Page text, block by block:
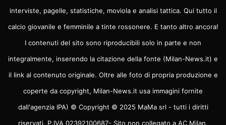
interviste, pagelle, statistiche, moviola e analisi tattica. Qui tutto il
calcio giovanile e femminile a tinte rossonere. E tanto altro ancora!
I contenuti del sito sono riproducibili solo in parte e non
integralmente, inserendo la citazione della fonte (Milan-News.it) e
il link al contenuto originale. Oltre alle foto di propria produzione e
coperte da copyright, Milan-News.it usa immagini fornite
dall'agenzia IPA) © Copyright © 2025 MaMa srl - tutti i diritti
riservati. P.IVA 02392100687- Sito non collegato a AC Milan.